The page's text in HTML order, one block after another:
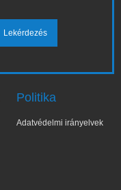
Politika
Adatvédelmi irányelvek